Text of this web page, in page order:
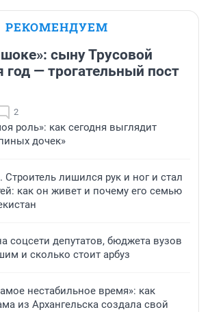
РЕКОМЕНДУЕМ
сыну Трусовой
год — трогательный пост
2
роль»: как сегодня выглядит
дочек»
Строитель лишился рук и ног и стал
как он живет и почему его семью
соцсети депутатов, бюджета вузов
и сколько стоит арбуз
нестабильное время»: как
из Архангельска создала свой